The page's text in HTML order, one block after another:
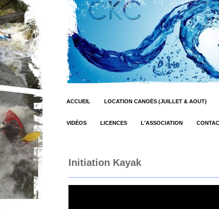
ACCUEIL LOCATION CANOËS (JUILLET & AOUT)
VIDÉOS LICENCES L'ASSOCIATION
Initiation Kayak